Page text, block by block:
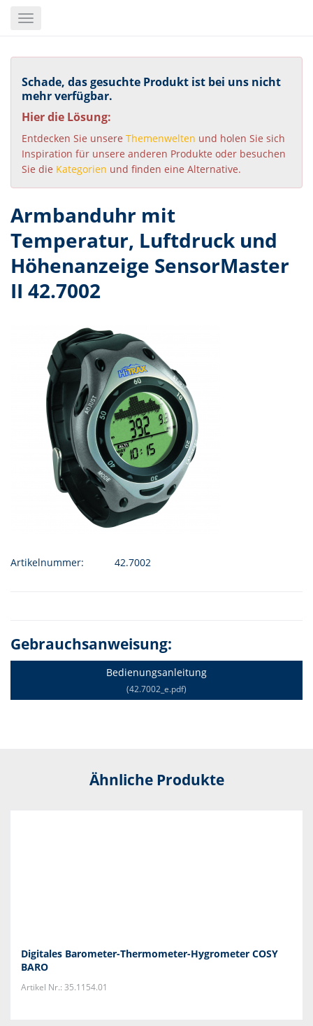
content
Toggle
Schade, das gesuchte Produkt ist bei uns nicht
mehr verfügbar.
Hier die Lösung:
Entdecken Sie unsere Themenwelten und holen Sie sich
Inspiration für unsere anderen Produkte oder besuchen
Sie die Kategorien und finden eine Alternative.
Armbanduhr mit
Temperatur, Luftdruck und
Höhenanzeige SensorMaster
II 42.7002
Artikelnummer: 42.7002
Gebrauchsanweisung:
Bedienungsanleitung
(42.7002_e.pdf)
Ähnliche Produkte
Digitales Barometer-Thermometer-Hygrometer COSY
BARO
Artikel Nr.: 35.1154.01